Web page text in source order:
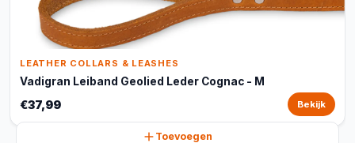
LEATHER COLLARS & LEASHES
Vadigran Leiband Geolied Leder Cognac - M
€37,99 Bekijk
Toevoegen